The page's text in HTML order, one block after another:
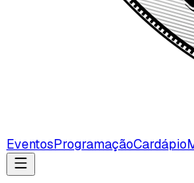
EventosProgramaçãoCardápio